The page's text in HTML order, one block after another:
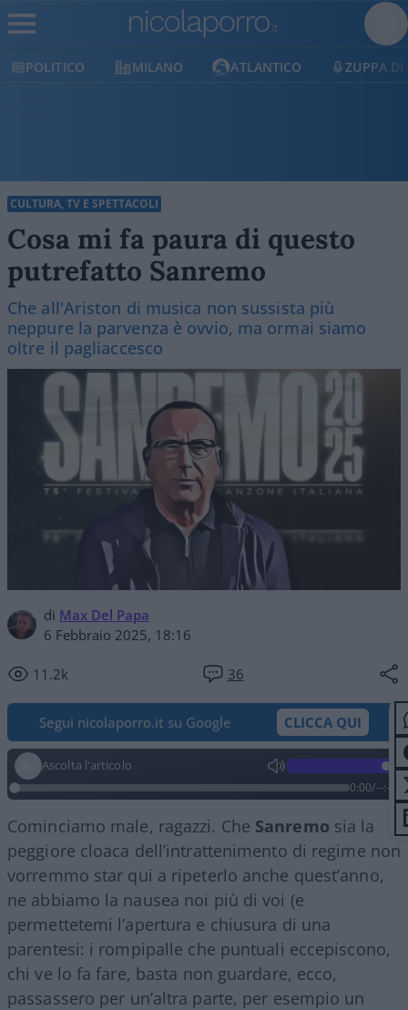
MILANO ATLANTICO ZUPPA DI PORRO
CULTURA, TV E SPETTACOLI
Cosa mi fa paura di questo
putrefatto Sanremo
Che all'Ariston di musica non sussista più
neppure la parvenza è ovvio, ma ormai siamo
oltre il pagliaccesco
di Max Del Papa
6 Febbraio 2025, 18:16
11.2k 36
Segui nicolaporro.it su Google CLICCA QUI
Ascolta l'articolo
0:00/--:--
Cominciamo male, ragazzi. Che Sanremo sia la
peggiore cloaca dell’intrattenimento di regime non
vorremmo star qui a ripeterlo anche quest’anno,
ne abbiamo la nausea noi più di voi (e
permettetemi l’apertura e chiusura di una
parentesi: i rompipalle che puntuali eccepiscono,
chi ve lo fa fare, basta non guardare, ecco,
passassero per un’altra parte, per esempio un